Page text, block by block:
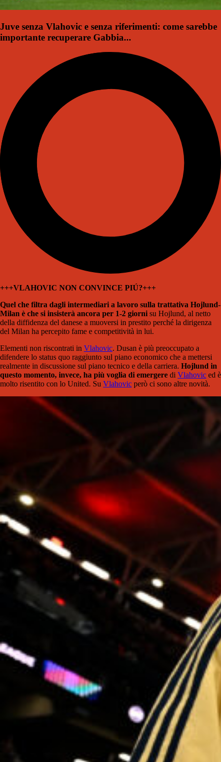
Juve senza Vlahovic e senza riferimenti: come sarebbe
importante recuperare Gabbia...
+++VLAHOVIC NON CONVINCE PIÚ?+++
Quel che filtra dagli intermediari a lavoro sulla trattativa Hojlund-
Milan è che si insisterà ancora per 1-2 giornisu Hojlund, al netto
della diffidenza del danese a muoversi in prestito perché la dirigenza
del Milan ha percepito fame e competitività in lui.
Elementi non riscontrati in Vlahovic. Dusan è più preoccupato a
difendere lo status quo raggiunto sul piano economico che a mettersi
realmente in discussione sul piano tecnico e della carriera. Hojlund in
questo momento, invece, ha più voglia di emergere di Vlahovic ed è
molto risentito con lo United. Su Vlahovic però ci sono altre novità.